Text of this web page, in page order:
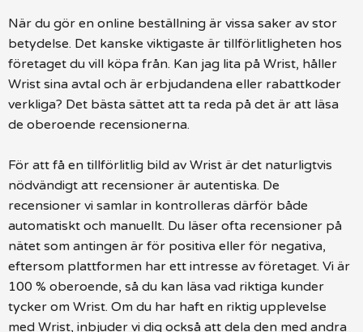
När du gör en online beställning är vissa saker av stor
betydelse. Det kanske viktigaste är tillförlitligheten hos
företaget du vill köpa från. Kan jag lita på Wrist, håller
Wrist sina avtal och är erbjudandena eller rabattkoder
verkliga? Det bästa sättet att ta reda på det är att läsa
de oberoende recensionerna.
För att få en tillförlitlig bild av Wrist är det naturligtvis
nödvändigt att recensioner är autentiska. De
recensioner vi samlar in kontrolleras därför både
automatiskt och manuellt. Du läser ofta recensioner på
nätet som antingen är för positiva eller för negativa,
eftersom plattformen har ett intresse av företaget. Vi är
100 % oberoende, så du kan läsa vad riktiga kunder
tycker om Wrist. Om du har haft en riktig upplevelse
med Wrist, inbjuder vi dig också att dela den med andra